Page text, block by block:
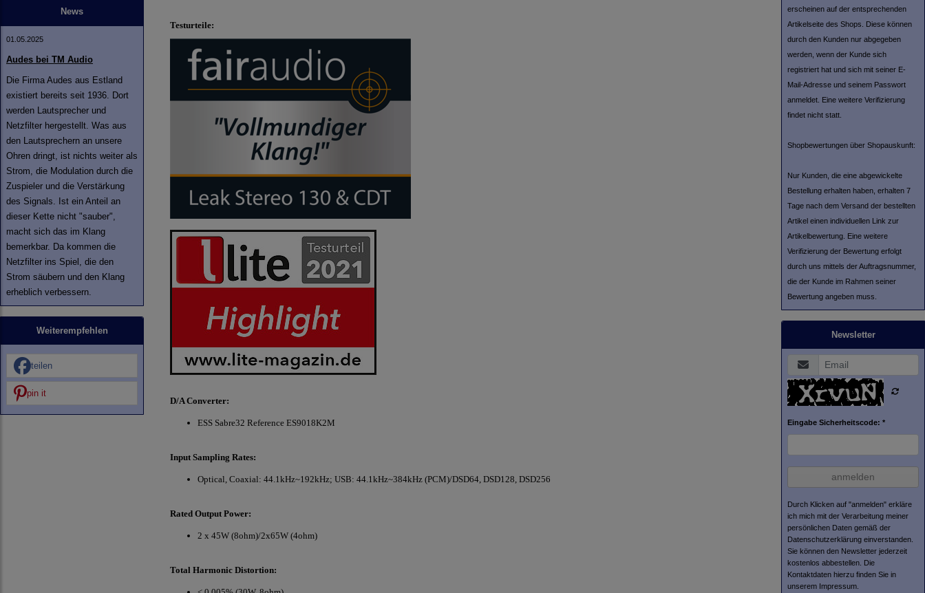
News
01.05.2025
Audes bei TM Audio
Die Firma Audes aus Estland
existiert bereits seit 1936. Dort
werden Lautsprecher und
Netzfilter hergestellt. Was aus
den Lautsprechern an unsere
Ohren dringt, ist nichts weiter als
Strom, die Modulation durch die
Zuspieler und die Verstärkung
des Signals. Ist ein Anteil an
dieser Kette nicht "sauber",
macht sich das im Klang
bemerkbar. Da kommen die
Netzfilter ins Spiel, die den
Strom säubern und den Klang
erheblich verbessern.
Weiterempfehlen
teilen
pin it
Testurteile:
D/A Converter:
ESS Sabre32 Reference ES9018K2M
Input Sampling Rates:
Optical, Coaxial: 44.1kHz~192kHz; USB: 44.1kHz~384kHz (PCM)/DSD64, DSD128, DSD256
Rated Output Power:
2 x 45W (8ohm)/2x65W (4ohm)
Total Harmonic Distortion:
erscheinen auf der entsprechenden
Artikelseite des Shops. Diese können
durch den Kunden nur abgegeben
werden, wenn der Kunde sich
registriert hat und sich mit seiner E-
Mail-Adresse und seinem Passwort
anmeldet. Eine weitere Verifizierung
findet nicht statt.
Shopbewertungen über Shopauskunft:
Nur Kunden, die eine abgewickelte
Bestellung erhalten haben, erhalten 7
Tage nach dem Versand der bestellten
Artikel einen individuellen Link zur
Artikelbewertung. Eine weitere
Verifizierung der Bewertung erfolgt
durch uns mittels der Auftragsnummer,
die der Kunde im Rahmen seiner
Bewertung angeben muss.
Newsletter
Eingabe Sicherheitscode: *
anmelden
Durch Klicken auf "anmelden" erkläre
ich mich mit der Verarbeitung meiner
persönlichen Daten gemäß der
Datenschutzerklärung einverstanden.
Sie können den Newsletter jederzeit
kostenlos abbestellen. Die
Kontaktdaten hierzu finden Sie in
unserem Impressum.